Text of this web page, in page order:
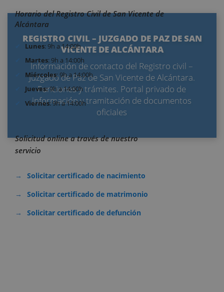
REGISTRO CIVIL – JUZGADO DE PAZ DE SAN
VICENTE DE ALCÁNTARA
Información de contacto del Registro civil –
Juzgado de Paz de San Vicente de Alcántara.
Funciones y trámites. Portal privado de
información y tramitación de documentos
oficiales
Horario del Registro Civil de San Vicente de
Alcántara
Lunes: 9h a 14:00h
Martes: 9h a 14:00h
Miércoles: 9h a 14:00h
Jueves:9h a 14:00h
Viernes: 9h a 14:00h
Solicitud online a través de nuestro
servicio
Solicitar certificado de nacimiento
Solicitar certificado de matrimonio
Solicitar certificado de defunción